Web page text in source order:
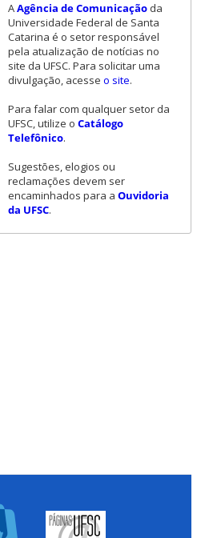
AAgência de Comunicaçãoda
Universidade Federal de Santa
Catarina é o setor responsável
pela atualização de notícias no
site da UFSC. Para solicitar uma
divulgação, acesse o site.
Para falar com qualquer setor da
UFSC, utilize o Catálogo
Telefônico.
Sugestões, elogios ou
reclamações devem ser
encaminhados para a Ouvidoria
da UFSC.